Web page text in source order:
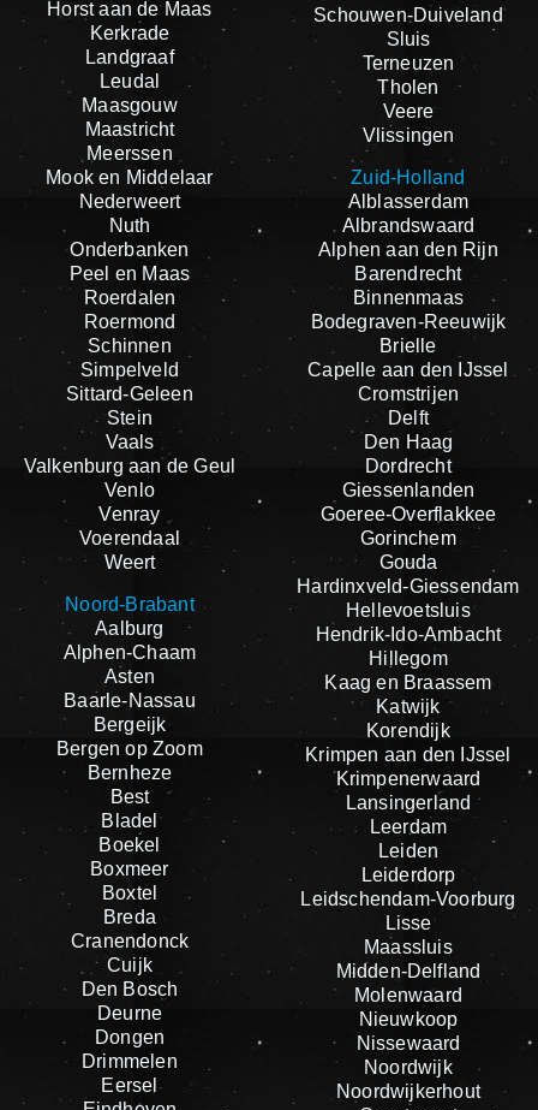
Horst aan de Maas
Kerkrade
Landgraaf
Leudal
Maasgouw
Maastricht
Meerssen
Mook en Middelaar
Nederweert
Nuth
Onderbanken
Peel en Maas
Roerdalen
Roermond
Schinnen
Simpelveld
Sittard-Geleen
Stein
Vaals
Valkenburg aan de Geul
Venlo
Venray
Voerendaal
Weert
Noord-Brabant
Aalburg
Alphen-Chaam
Asten
Baarle-Nassau
Bergeijk
Bergen op Zoom
Bernheze
Best
Bladel
Boekel
Boxmeer
Boxtel
Breda
Cranendonck
Cuijk
Den Bosch
Deurne
Dongen
Drimmelen
Eersel
Schouwen-Duiveland
Sluis
Terneuzen
Tholen
Veere
Vlissingen
Zuid-Holland
Alblasserdam
Albrandswaard
Alphen aan den Rijn
Barendrecht
Binnenmaas
Bodegraven-Reeuwijk
Brielle
Capelle aan den IJssel
Cromstrijen
Delft
Den Haag
Dordrecht
Giessenlanden
Goeree-Overflakkee
Gorinchem
Gouda
Hardinxveld-Giessendam
Hellevoetsluis
Hendrik-Ido-Ambacht
Hillegom
Kaag en Braassem
Katwijk
Korendijk
Krimpen aan den IJssel
Krimpenerwaard
Lansingerland
Leerdam
Leiden
Leiderdorp
Leidschendam-Voorburg
Lisse
Maassluis
Midden-Delfland
Molenwaard
Nieuwkoop
Nissewaard
Noordwijk
Noordwijkerhout